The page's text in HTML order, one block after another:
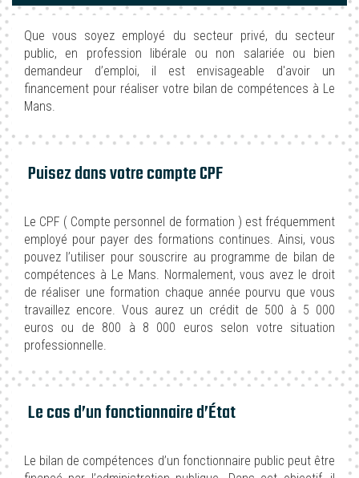
Que vous soyez employé du secteur privé, du secteur
public, en profession libérale ou non salariée ou bien
demandeur d’emploi, il est envisageable d'avoir un
financement pour réaliser votre bilan de compétences à Le
Mans.
Puisez dans votre compte CPF
Le CPF ( Compte personnel de formation ) est fréquemment
employé pour payer des formations continues. Ainsi, vous
pouvez l’utiliser pour souscrire au programme de bilan de
compétences à Le Mans. Normalement, vous avez le droit
de réaliser une formation chaque année pourvu que vous
travaillez encore. Vous aurez un crédit de 500 à 5 000
euros ou de 800 à 8 000 euros selon votre situation
professionnelle.
Le cas d’un fonctionnaire d’État
Le bilan de compétences d’un fonctionnaire public peut être